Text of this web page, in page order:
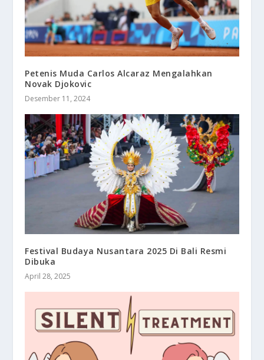
Petenis Muda Carlos Alcaraz Mengalahkan
Novak Djokovic
Desember 11, 2024
Festival Budaya Nusantara 2025 Di Bali Resmi
Dibuka
April 28, 2025